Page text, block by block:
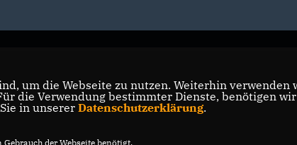
um die Webseite zu nutzen. Weiterhin
die Verwendung bestimmter Dienste, benötigen
in unserer Datenschutzerklärung.
der Webseite benötigt.